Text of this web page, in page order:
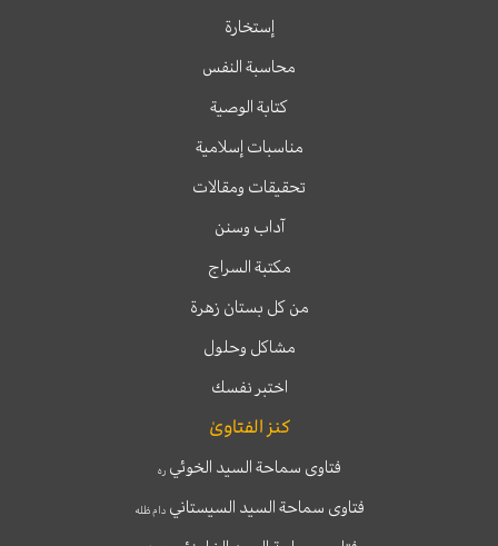
إستخارة
محاسبة النفس
كتابة الوصية
مناسبات إسلامية
تحقيقات ومقالات
آداب وسنن
مكتبة السراج
من كل بستان زهرة
مشاكل وحلول
اختبر نفسك
كنز الفتاوىٰ
فتاوى سماحة السيد الخوئيره
فتاوى سماحة السيد السيستانيدام ظله